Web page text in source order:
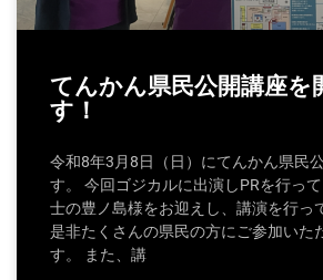
てんかん県民公開講座を
す！
令和8年3月8日（日）にてんかん県民
す。 今回ゴジカルに出演しPRを行っ
士の豊ノ島様をお迎えし、講演を行っ
是非たくさんの県民の方にご参加いた
す。 また、講